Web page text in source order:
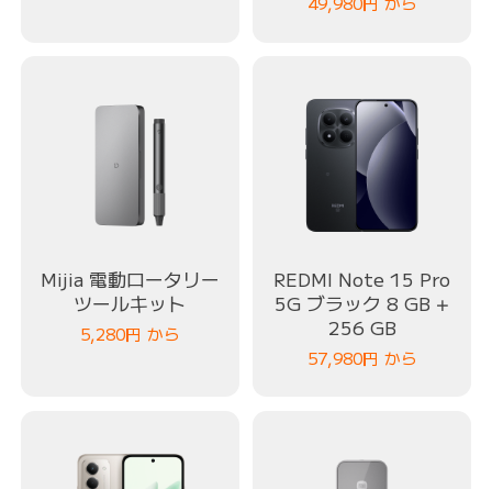
49,980円 から
Mijia 電動ロータリー
ツールキット
5,280円 から
REDMI Note 15 Pro
5G ブラック 8 GB +
256 GB
57,980円 から